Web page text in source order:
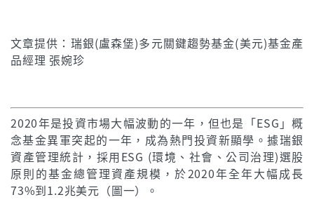
文章提供：瑞銀(盧森堡)多元關鍵趨勢基金(美元)基金產
品經理 張婉珍
2020年是投資市場大幅波動的一年，但也是「ESG」概
念基金異軍突起的一年，成為熱門投資新顯學。據瑞銀
資產管理統計，採用ESG (環境、社會、公司治理)選股
原則的基金總管理資產規模，於2020年全年大幅成長
73%到1.2兆美元（圖一）。